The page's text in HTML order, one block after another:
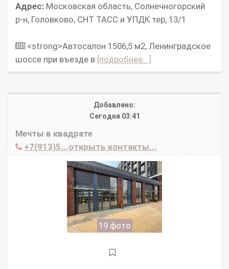
Адрес: Московская область, Солнечногорский
р-н, Головково, СНТ ТАСС и УПДК тер, 13/1
<strong>Автосалон 1506,5 м2, Ленинградское
шоссе при въезде в [подробнее...]
Добавлено:
Сегодня 03:41
Мечты в квадрате
+7(913)5...открыть контакты...
19 фото